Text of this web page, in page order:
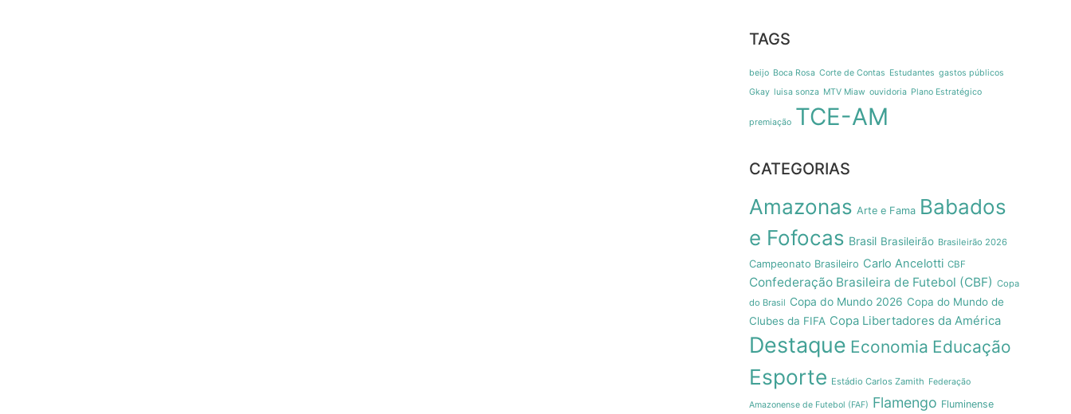
TAGS
beijo Boca Rosa Corte de Contas Estudantes gastos públicos
Gkay luisa sonza MTV Miaw ouvidoria Plano Estratégico
premiação TCE-AM
CATEGORIAS
Amazonas Arte e Fama Babados
e Fofocas Brasil Brasileirão Brasileirão 2026
Campeonato Brasileiro Carlo Ancelotti CBF
Confederação Brasileira de Futebol (CBF) Copa
do Brasil Copa do Mundo 2026 Copa do Mundo de
Clubes da FIFA Copa Libertadores da América
Destaque Economia Educação
Esporte Estádio Carlos Zamith Federação
Amazonense de Futebol (FAF) Flamengo Fluminense